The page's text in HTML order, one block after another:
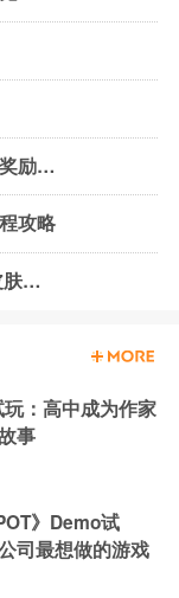
原神4.8北风闪尘吹流直面狂风的吹拂满奖励流程攻略
攻略
原神4.8妮露新皮肤价格是多少 妮露新皮肤获取方法
玩：高中成为作家
事
》Demo试
司最想做的游戏